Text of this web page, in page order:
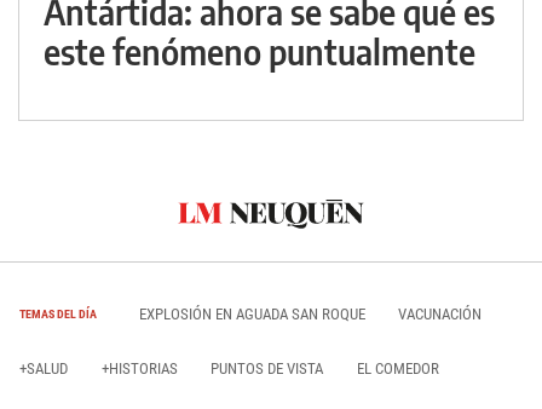
Antártida: ahora se sabe qué es
este fenómeno puntualmente
TEMAS DEL DÍA EXPLOSIÓN EN AGUADA SAN ROQUE VACUNACIÓN
+SALUD +HISTORIAS PUNTOS DE VISTA EL COMEDOR